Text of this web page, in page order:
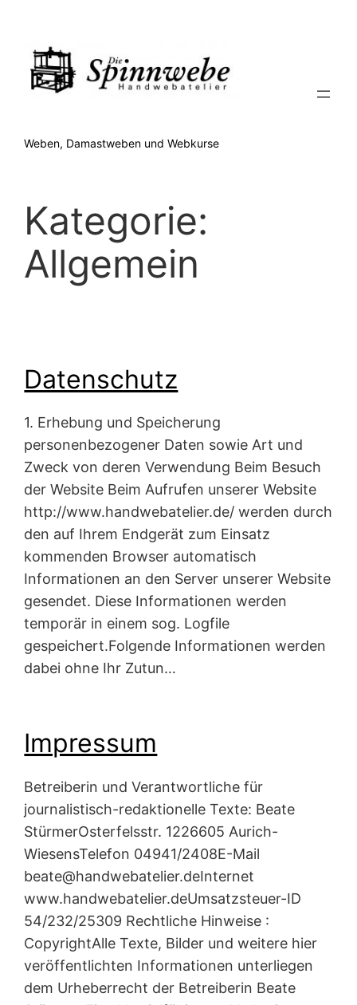
springen
Weben, Damastweben und Webkurse
Kategorie:
Allgemein
Datenschutz
1. Erhebung und Speicherung
personenbezogener Daten sowie Art und
Zweck von deren Verwendung Beim Besuch
der Website Beim Aufrufen unserer Website
http://www.handwebatelier.de/ werden durch
den auf Ihrem Endgerät zum Einsatz
kommenden Browser automatisch
Informationen an den Server unserer Website
gesendet. Diese Informationen werden
temporär in einem sog. Logfile
gespeichert.Folgende Informationen werden
dabei ohne Ihr Zutun…
Impressum
Betreiberin und Verantwortliche für
journalistisch-redaktionelle Texte: Beate
StürmerOsterfelsstr. 1226605 Aurich-
WiesensTelefon 04941/2408E-Mail
beate@handwebatelier.deInternet
www.handwebatelier.deUmsatzsteuer-ID
54/232/25309 Rechtliche Hinweise :
CopyrightAlle Texte, Bilder und weitere hier
veröffentlichten Informationen unterliegen
dem Urheberrecht der Betreiberin Beate